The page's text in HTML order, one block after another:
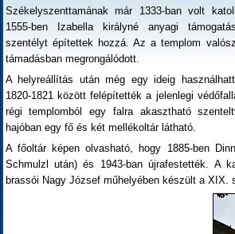
Székelyszenttamának már 1333-ban volt
1555-ben Izabella királyné anyagi
szentélyt építettek hozzá. Az a templom
támadásban megrongálódott.
A helyreállítás után még egy ideig
1820-1821 között felépítették a jelenlegi
régi templomból egy falra akasztható
hajóban egy fő és két mellékoltár látható.
A főoltár képen olvasható, hogy 1885-ben
Schmulzl után) és 1943-ban újrafestették. A
brassói Nagy József műhelyében készült a XIX.